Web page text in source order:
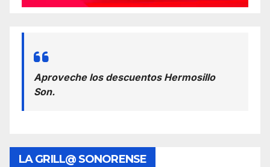
Aproveche los descuentos Hermosillo
Son.
LA GRILL@ SONORENSE